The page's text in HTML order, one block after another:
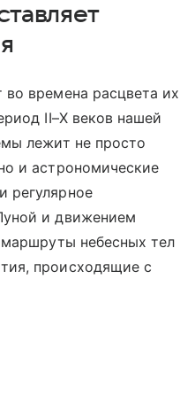
времена расцвета их
II–X веков нашей
лежит не просто
и астрономические
регулярное
и движением
маршруты небесных тел
происходящие с